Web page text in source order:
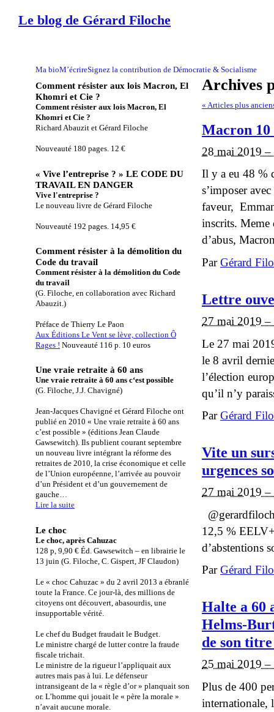
Le blog de Gérard Filoche
Ma bioM’écrireSignez la contribution de Démocratie & Socialisme
Archives
« Articles plus
Macron 10
28 mai 2019 –
Il y a eu 48 %
s’imposer
faveur,
inscrits. Meme
d’abus,
ParGérard
Lettre
27 mai 2019
Le 27 mai
le 8 avril
l’élection
qu’il n’y
ParGérard
Vite un
urgences
27 mai 2019 –
12,5 %
d’abstentions
ParGérard
Halte a 60
Helms-
de son
25 mai 2019 –
Plus de 400
internationale,
Comment résister aux lois Macron, El
Khomri et Cie ?
Comment résister aux lois Macron, El
Khomri et Cie ?
Richard Abauzit et Gérard Filoche
Nouveauté 180 pages. 12 €
« Vive l’entreprise ? » LE CODE DU
TRAVAIL EN DANGER
Vive l'entreprise ?
Le nouveau livre de Gérard Filoche
Nouveauté 192 pages. 14,95 €
Comment résister à la démolition du
Code du travail
Comment résister à la démolition du Code
du travail
(G. Filoche, en collaboration avec Richard
Abauzit.)
Préface de Thierry Le Paon
Aux Éditions Le Vent se lève, collection Ô
Rages ! Nouveauté 116 p. 10 euros
Une vraie retraite à 60 ans
Une vraie retraite à 60 ans c‘est possible
(G. Filoche, J.J. Chavigné)
Jean-Jacques Chavigné et Gérard Filoche ont
publié en 2010 « Une vraie retraite à 60 ans
c’est possible » (éditions Jean Claude
Gawsewitch). Ils publient courant septembre
un nouveau livre intégrant la réforme des
retraites de 2010, la crise économique et celle
de l’Union européenne, l’arrivée au pouvoir
d’un Président et d’un gouvernement de
gauche…
Lire la suite
Le choc
Le choc, après Cahuzac
128 p, 9,90 € Éd. Gawsewitch – en librairie le
13 juin (G. Filoche, C. Gispert, JF Claudon)
Le « choc Cahuzac » du 2 avril 2013 a ébranlé
toute la France. Ce jour-là, des millions de
citoyens ont découvert, abasourdis, une
insupportable vérité.
Le chef du Budget fraudait le Budget.
Le ministre chargé de lutter contre la fraude
fiscale trichait.
Le ministre de la rigueur l’appliquait aux
autres mais pas à lui. Le défenseur
intransigeant de la « règle d’or » planquait son
or. L’homme qui jouait le « père la morale »
n’avait aucune morale.